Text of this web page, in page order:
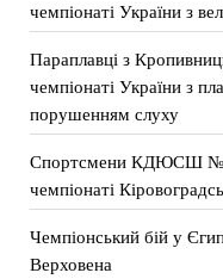
чемпіонаті України з
Параплавці з
чемпіонаті України з
порушенням слуху
Спортсмени КДЮСШ №1
чемпіонаті
Чемпіонський бій у
Верховена